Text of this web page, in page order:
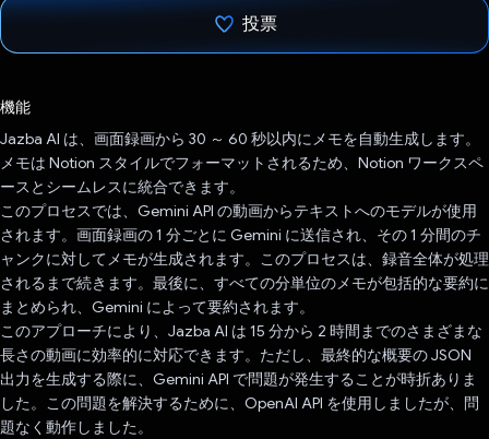
投票
機能
Jazba AI は、画面録画から 30 ～ 60 秒以内にメモを自動生成します。
メモは Notion スタイルでフォーマットされるため、Notion ワークスペ
ースとシームレスに統合できます。
このプロセスでは、Gemini API の動画からテキストへのモデルが使用
されます。画面録画の 1 分ごとに Gemini に送信され、その 1 分間のチ
ャンクに対してメモが生成されます。このプロセスは、録音全体が処理
されるまで続きます。最後に、すべての分単位のメモが包括的な要約に
まとめられ、Gemini によって要約されます。
このアプローチにより、Jazba AI は 15 分から 2 時間までのさまざまな
長さの動画に効率的に対応できます。ただし、最終的な概要の JSON
出力を生成する際に、Gemini API で問題が発生することが時折ありま
した。この問題を解決するために、OpenAI API を使用しましたが、問
題なく動作しました。